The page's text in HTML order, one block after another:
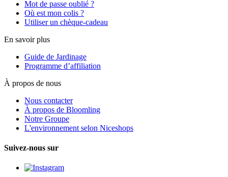
Mot de passe oublié ?
Où est mon colis ?
Utiliser un chèque-cadeau
En savoir plus
Guide de Jardinage
Programme d’affiliation
À propos de nous
Nous contacter
À propos de Bloomling
Notre Groupe
L'environnement selon Niceshops
Suivez-nous sur